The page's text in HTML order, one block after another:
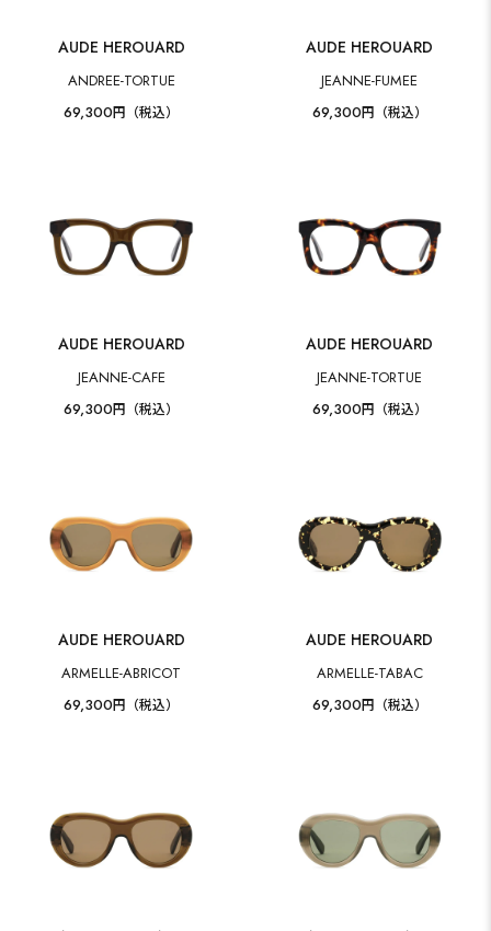
AUDE HEROUARD
ANDREE-TORTUE
69,300円（税込）
AUDE HEROUARD
JEANNE-FUMEE
69,300円（税込）
AUDE HEROUARD
JEANNE-CAFE
69,300円（税込）
AUDE HEROUARD
JEANNE-TORTUE
69,300円（税込）
AUDE HEROUARD
ARMELLE-ABRICOT
69,300円（税込）
AUDE HEROUARD
ARMELLE-TABAC
69,300円（税込）